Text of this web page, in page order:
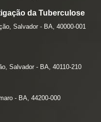
da Tuberculose
Salvador - BA, 40000-001
Salvador - BA, 40110-210
- BA, 44200-000